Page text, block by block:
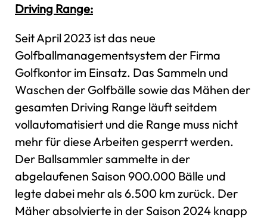
Driving Range:
Seit April 2023 ist das neue
Golfballmanagementsystem der Firma
Golfkontor im Einsatz. Das Sammeln und
Waschen der Golfbälle sowie das Mähen der
gesamten Driving Range läuft seitdem
vollautomatisiert und die Range muss nicht
mehr für diese Arbeiten gesperrt werden.
Der Ballsammler sammelte in der
abgelaufenen Saison 900.000 Bälle und
legte dabei mehr als 6.500 km zurück. Der
Mäher absolvierte in der Saison 2024 knapp